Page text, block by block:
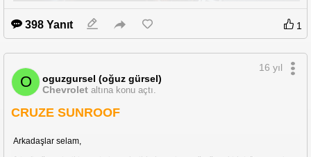
398 Yanıt 1
O
oguzgursel (oğuz gürsel)
Chevrolet altına konu açtı.
16 yıl
CRUZE SUNROOF
Arkadaşlar selam,